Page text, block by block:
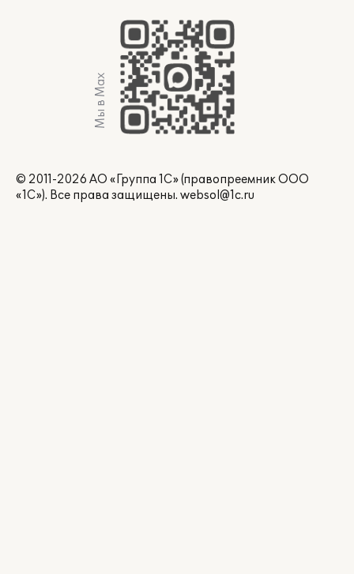
Мы в Max
© 2011-2026 АО «Группа 1С» (правопреемник ООО
«1С»). Все права защищены. websol@1c.ru